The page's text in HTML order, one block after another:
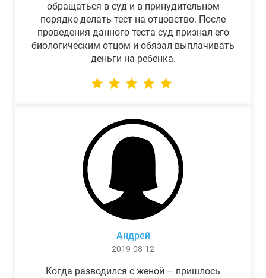
обращаться в суд и в принудительном
порядке делать тест на отцовство. После
проведения данного теста суд признал его
биологическим отцом и обязал выплачивать
деньги на ребенка.
Андрей
2019-08-12
Когда разводился с женой – пришлось